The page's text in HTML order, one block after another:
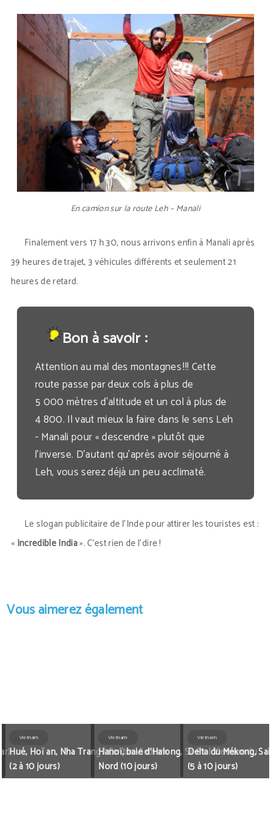
En camion sur la route Leh – Manali
Finalement vers 17 h 30, nous arrivons enfin à Manali après
39 heures de trajet, 3 véhicules différents et seulement 21
heures de retard.
Bon à savoir :
Attention au mal des montagnes !!! Cette
route passe par deux cols à plus de
5 000 mètres d’altitude et un col à plus de
4 800. Il vaut mieux la faire dans le sens Leh
- Manali pour « descendre » plutôt que
l’inverse. D’autant qu’après avoir séjourné à
Leh, vous serez déjà un peu acclimaté.
Le slogan publicitaire de l’Inde pour attirer les touristes est :
« Incredible India». C’est rien de l’dire !
Vous aimerez également
Vietnam
Hué, Hoï an, Nha Trang | Centre Vietnam
(2 à 10 jours)
Vietnam
Hanoï, baie d’Halong, Sa Pa | Vietnam du
Nord (10 jours)
Vietnam
Delta du Mékong,
(5 à 10 jours)